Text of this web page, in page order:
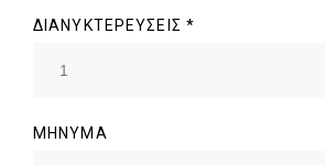
ΔΙΑΝΥΚΤΕΡΕΎΣΕΙΣ *
ΜΉΝΥΜΑ